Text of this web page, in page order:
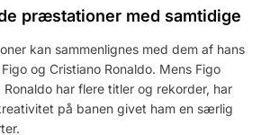
præstationer med samtidige
kan sammenlignes med dem af hans
og Cristiano Ronaldo. Mens Figo
Ronaldo har flere titler og rekorder, har
på banen givet ham en særlig